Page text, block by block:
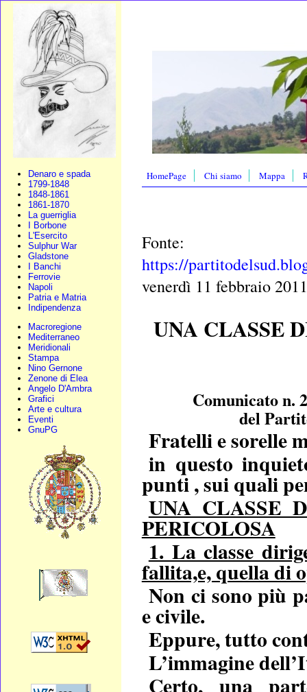
Denaro e spada
1799-1848
1848-1861
1861-1870
La guerriglia
I Borbone
L'Esercito
Sulphur War
Gladstone
I Banchi
Ferrovie
Napoli
Patria e Matria
Indipendenza
Macroregione
Mediterraneo
Meridionali
Stampa
Nino Gernone
Zenone di Elea
Angelo D'Ambra
Grafici
Arte e cultura
Eventi
GnuPG
HomePage Chi siamo Mappa
Fonte:
https://
venerdì 11 febbraio 2011
UNA CLASSE
Comunicato n.
del
Fratelli e sorelle
in questo
punti , sui quali
UNA CLASSE
PERICOLOSA
1. La classe
fallita,e, quella di
Non ci sono più
e civile.
Eppure, tutto
L’immagine
Certo, una